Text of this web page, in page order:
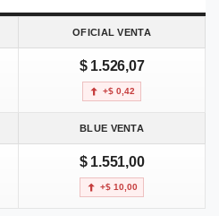
OFICIAL VENTA
$ 1.526,07
+$ 0,42
BLUE VENTA
$ 1.551,00
+$ 10,00